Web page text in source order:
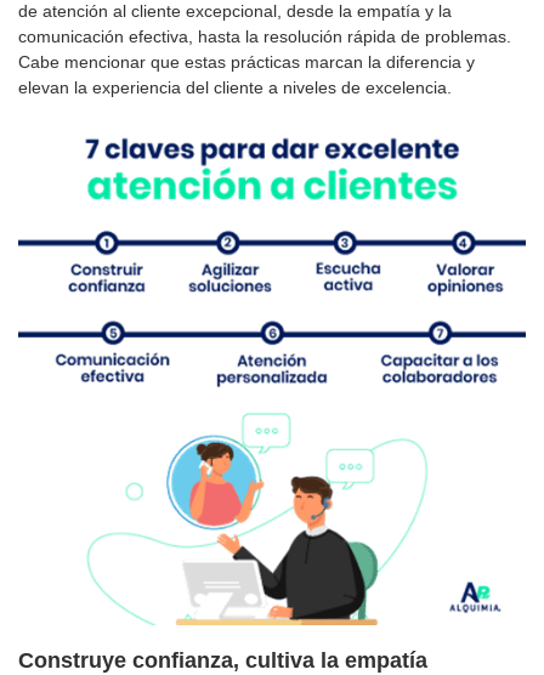
de atención al cliente excepcional, desde la empatía y la
comunicación efectiva, hasta la resolución rápida de problemas.
Cabe mencionar que estas prácticas marcan la diferencia y
elevan la experiencia del cliente a niveles de excelencia.
Construye confianza, cultiva la empatía